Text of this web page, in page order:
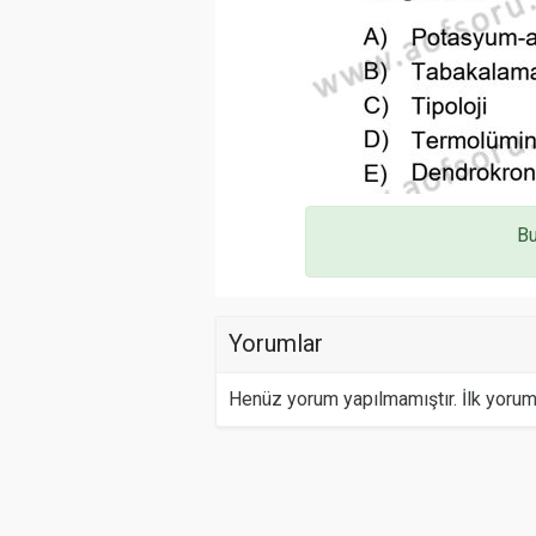
Yorumlar
Henüz yorum yapılmamıştır. İlk